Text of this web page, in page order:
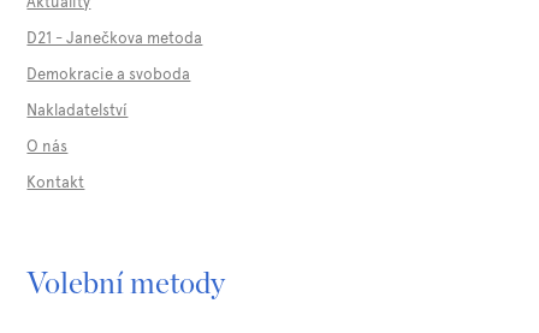
D21 - Janečkova metoda
Demokracie a svoboda
Nakladatelství
O nás
Kontakt
Volební metody